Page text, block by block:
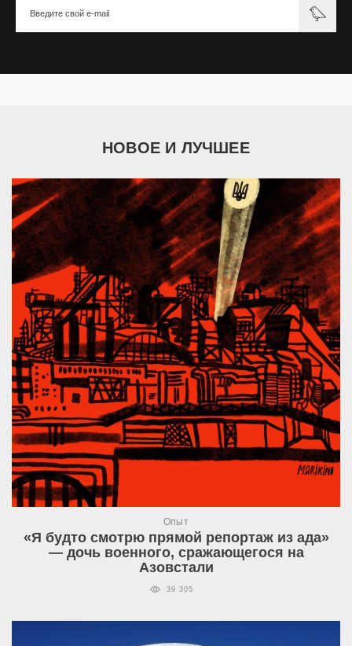
НОВОЕ И ЛУЧШЕЕ
Опыт
«Я будто смотрю прямой репортаж из ада»
— дочь военного, сражающегося на
Азовстали
39 305